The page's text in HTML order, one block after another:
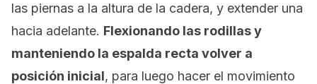
las piernas a la altura de la cadera, y extender una
hacia adelante. Flexionando las rodillas y
manteniendo la espalda recta volver a
posición inicial, para luego hacer el movimiento